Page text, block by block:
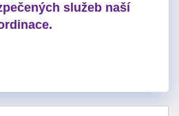
služeb naší